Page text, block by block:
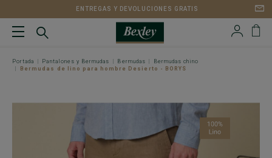
ENTREGAS Y DEVOLUCIONES GRATIS
Portada Pantalones y Bermudas Bermudas
Bermudas chino
Bermudas de lino para hombre Desierto - BORYS